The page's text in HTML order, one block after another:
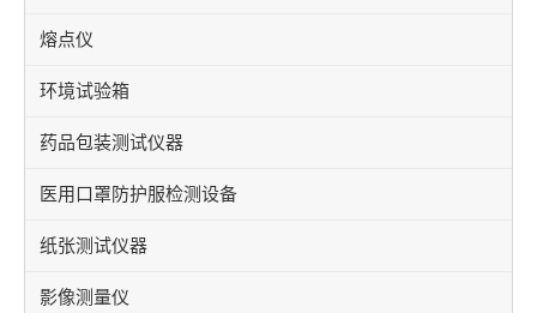
熔点仪
环境试验箱
药品包装测试仪器
医用口罩防护服检测设备
纸张测试仪器
影像测量仪